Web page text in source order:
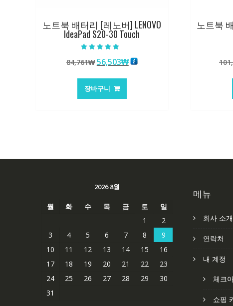
노트북 배터리 [레노버] LENOVO
IdeaPad S20-30 Touch
5.00
로 평가됨
84,761₩ 원
가
격:
56,503₩현
장바구니
노트북
2026 8월
월 화 수 목 금 토
일
1
2
3
4 5 6 7 8
9
10
11 12 13 14 15
16
17
18 19 20 21 22
23
24
25 26 27 28 29
30
31
메뉴
회사 소개
연락처
내 계정
체크
쇼핑